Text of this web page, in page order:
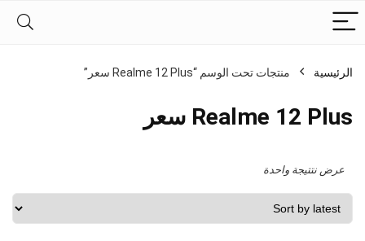
الرئيسية منتجات تحت الوسم “Realme 12 Plus سعر”
Realme 12 Plus سعر
عرض نتتيجة واحدة